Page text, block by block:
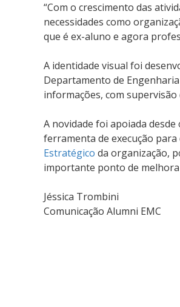
“Com o crescimento das
necessidades como
que é ex-aluno e agora
A identidade visual foi
Departamento de
informações, com
A novidade foi apoiada
ferramenta de execução
Estratégico da organização,
importante ponto de melhora
Jéssica Trombini
Comunicação Alumni EMC